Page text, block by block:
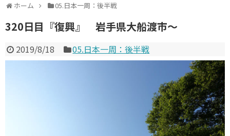
ホーム 05.日本一周：後半戦
320日目『復興』 岩手県大船渡市～
2019/8/18 05.日本一周：後半戦